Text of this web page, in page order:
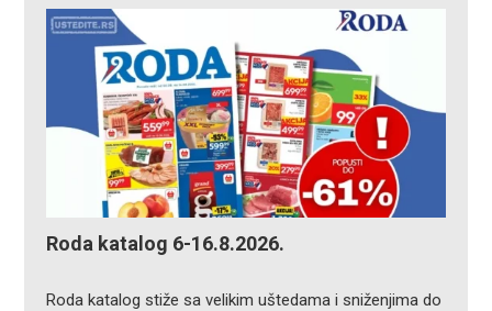
Roda katalog 6-16.8.2026.
Roda katalog stiže sa velikim uštedama i sniženjima do